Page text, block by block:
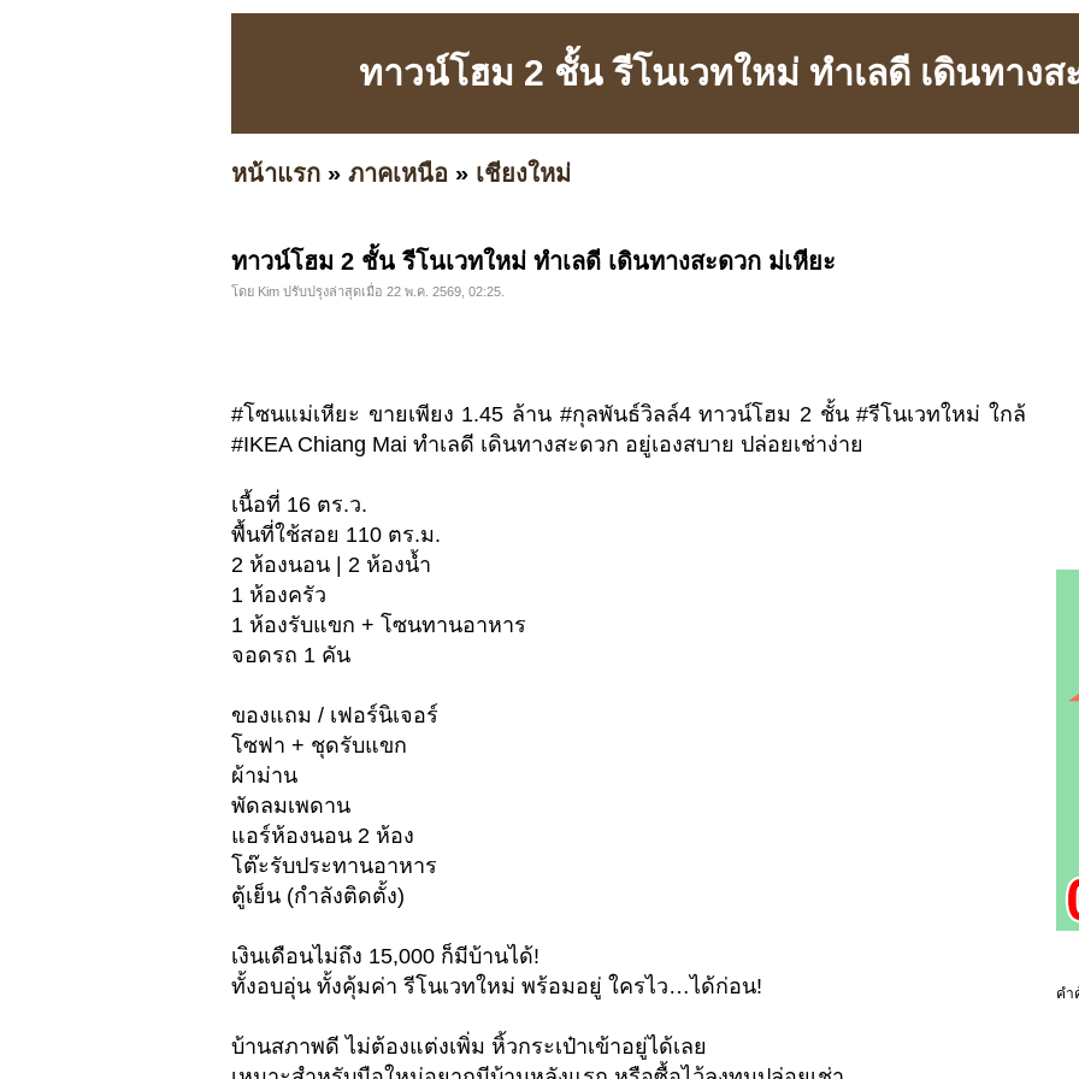
ทาวน์โฮม 2 ชั้น รีโนเวทใหม่ ทำเลดี เดินทางส
หน้าแรก » ภาคเหนือ » เชียงใหม่
ทาวน์โฮม 2 ชั้น รีโนเวทใหม่ ทำเลดี เดินทางสะดวก ม่เหียะ
โดย Kim ปรับปรุงล่าสุดเมื่อ 22 พ.ค. 2569, 02:25.
#โซนแม่เหียะ ขายเพียง 1.45 ล้าน #กุลพันธ์วิลล์4 ทาวน์โฮม 2 ชั้น #รีโนเวทใหม่ ใกล้
#IKEA Chiang Mai ทำเลดี เดินทางสะดวก อยู่เองสบาย ปล่อยเช่าง่าย
เนื้อที่ 16 ตร.ว.
พื้นที่ใช้สอย 110 ตร.ม.
2 ห้องนอน | 2 ห้องน้ำ
1 ห้องครัว
1 ห้องรับแขก + โซนทานอาหาร
จอดรถ 1 คัน
ของแถม / เฟอร์นิเจอร์
โซฟา + ชุดรับแขก
ผ้าม่าน
พัดลมเพดาน
แอร์ห้องนอน 2 ห้อง
โต๊ะรับประทานอาหาร
ตู้เย็น (กำลังติดตั้ง)
เงินเดือนไม่ถึง 15,000 ก็มีบ้านได้!
ทั้งอบอุ่น ทั้งคุ้มค่า รีโนเวทใหม่ พร้อมอยู่ ใครไว…ได้ก่อน!
บ้านสภาพดี ไม่ต้องแต่งเพิ่ม หิ้วกระเป๋าเข้าอยู่ได้เลย
คำ